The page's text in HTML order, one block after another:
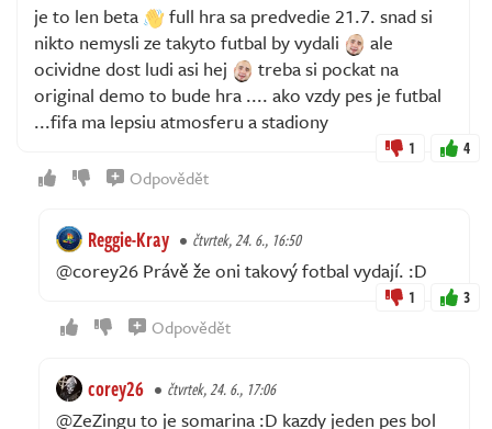
je to len beta
full hra sa predvedie 21.7. snad si
nikto nemysli ze takyto futbal by vydali
ale
ocividne dost ludi asi hej
treba si pockat na
original demo to bude hra .... ako vzdy pes je futbal
...fifa ma lepsiu atmosferu a stadiony
1 4
Odpovědět
Reggie-Kray čtvrtek, 24. 6., 16:50
@corey26 Právě že oni takový fotbal vydají. :D
1 3
Odpovědět
corey26 čtvrtek, 24. 6., 17:06
@ZeZingu to je somarina :D kazdy jeden pes bol